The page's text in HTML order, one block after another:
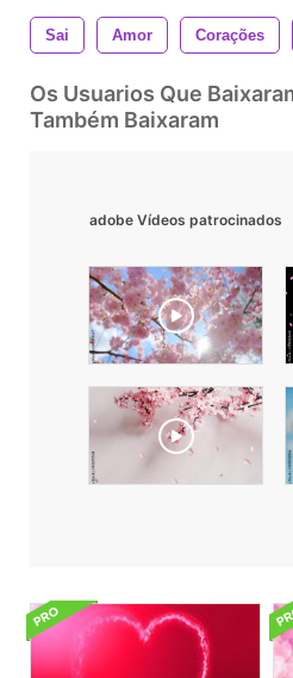
Sai Amor Corações
Os Usuarios Que
Também Baixaram
adobe Vídeos patrocinados